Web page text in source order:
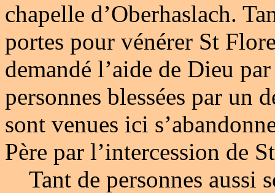
chapelle d’Oberhaslach.
portes pour vénérer St
demandé l’aide de Dieu
personnes blessées par un
sont venues ici
Père par l’intercession de
Tant de personnes aussi